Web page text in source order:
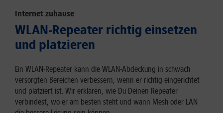
Internet zuhause
WLAN-Repeater richtig einsetzen
und platzieren
Ein WLAN-Repeater kann die WLAN-Abdeckung in schwach
versorgten Bereichen verbessern, wenn er richtig eingerichtet
und platziert ist. Wir erklären, wie Du Deinen Repeater
verbindest, wo er am besten steht und wann Mesh oder LAN